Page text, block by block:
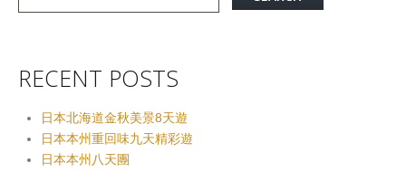
RECENT POSTS
日本北海道金秋美景8天遊
日本本州重回味九天精彩遊
日本本州八天團